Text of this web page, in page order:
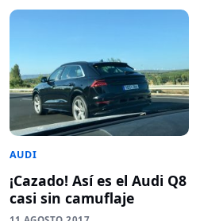
AUDI
¡Cazado! Así es el Audi Q8
casi sin camuflaje